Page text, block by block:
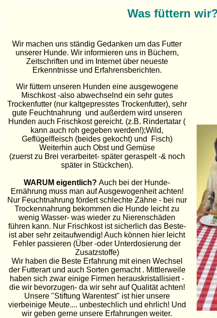
Was füttern
Wir machen uns ständig Gedanken um das Futter
unserer Hunde. Wir informieren uns in Büchern,
Zeitschriften und im Internet über neueste
Erkenntnisse und Erfahrensberichten.
Wir füttern unseren Hunden eine ausgewogene
Mischkost -also abwechselnd ein sehr gutes
Trockenfutter (nur kaltgepresstes Trockenfutter), sehr
gute Feuchtnahrung und außerdem wird unseren
Hunden auch Frischkost gereicht. (z.B. Rindertatar (
kann auch roh gegeben werden!);Wild,
Geflügelfleisch (beides gekocht) und Fisch)
Weiterhin auch Obst und Gemüse
(zuerst zu Brei verarbeitet- später geraspelt -& noch
später in Stückchen).
WARUM eigentlich? Auch bei der Hunde-
Ernährung muss man auf Ausgewogenheit achten!
Nur Feuchtnahrung fördert schlechte Zähne - bei nur
Trockennahrung bekommen die Hunde leicht zu
wenig Wasser- was wieder zu Nierenschäden
führen kann. Nur Frischkost ist sicherlich das Beste-
ist aber sehr zeitaufwendig! Auch können hier leicht
Fehler passieren (Über -oder Unterdosierung der
Zusatzstoffe)
Wir haben die Beste Erfahrung mit einen Wechsel
der Futterart und auch Sorten gemacht . Mittlerweile
haben sich zwar einige Firmen herauskristallisiert -
die wir bevorzugen- da wir sehr auf Qualität achten!
Unsere "Stiftung Warentest" ist hier unsere
vierbeinige Meute.... unbestechlich und ehrlich! Und
wir geben gerne unsere Erfahrungen weiter.